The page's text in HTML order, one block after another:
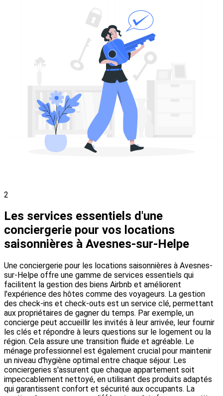
2
Les services essentiels d'une
conciergerie pour vos locations
saisonnières à Avesnes-sur-Helpe
Une conciergerie pour les locations saisonnières à Avesnes-
sur-Helpe offre une gamme de services essentiels qui
facilitent la gestion des biens Airbnb et améliorent
l'expérience des hôtes comme des voyageurs. La gestion
des check-ins et check-outs est un service clé, permettant
aux propriétaires de gagner du temps. Par exemple, un
concierge peut accueillir les invités à leur arrivée, leur fournir
les clés et répondre à leurs questions sur le logement ou la
région. Cela assure une transition fluide et agréable. Le
ménage professionnel est également crucial pour maintenir
un niveau d'hygiène optimal entre chaque séjour. Les
conciergeries s'assurent que chaque appartement soit
impeccablement nettoyé, en utilisant des produits adaptés
qui garantissent confort et sécurité aux occupants. La